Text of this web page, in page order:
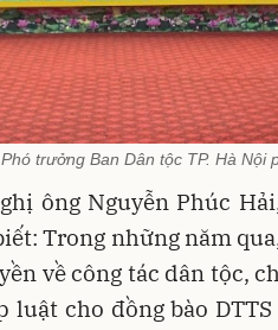
trưởng Ban Dân tộc TP. Hà Nội
ông Nguyễn Phúc
Trong những năm
về công tác dân tộc,
luật cho đồng bào